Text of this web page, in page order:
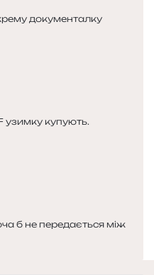
документалку
узимку купують.
б не передається між